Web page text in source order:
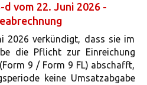
vom 22. Juni 2026 -
2026 verkündigt, dass sie im
die Pflicht zur Einreichung
9 / Form 9 FL) abschafft,
keine Umsatzabgabe